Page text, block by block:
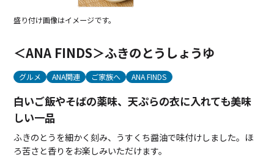
盛り付け画像はイメージです。
＜ANA FINDS＞ふきのとうしょうゆ
グルメ ANA関連 ご家族へ ANA FINDS
白いご飯やそばの薬味、天ぷらの衣に入れても美味
しい一品
ふきのとうを細かく刻み、うすくち醤油で味付けしました。ほ
ろ苦さと香りをお楽しみいただけます。